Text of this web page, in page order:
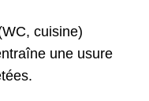
cuisine)
une usure